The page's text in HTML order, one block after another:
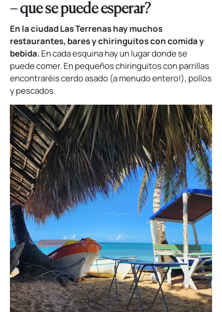
– que se puede esperar?
En la ciudad Las Terrenas hay muchos
restaurantes, bares y chiringuitos con comida y
bebida. En cada esquina hay un lugar donde se
puede comer. En pequeños chiringuitos con parrillas
encontraréis cerdo asado (a menudo entero!), pollos
y pescados.